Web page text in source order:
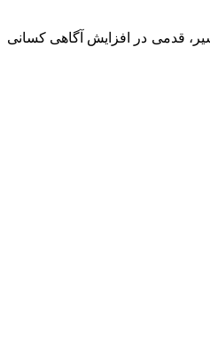
قدمی در افزایش آگاهی کسانی